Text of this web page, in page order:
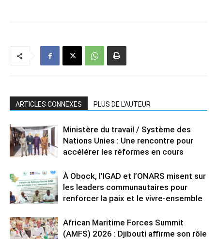
ARTICLES CONNEXES PLUS DE L'AUTEUR
Ministère du travail / Système des
Nations Unies : Une rencontre pour
accélérer les réformes en cours
À Obock, l’IGAD et l’ONARS misent sur
les leaders communautaires pour
renforcer la paix et le vivre-ensemble
African Maritime Forces Summit
(AMFS) 2026 : Djibouti affirme son rôle